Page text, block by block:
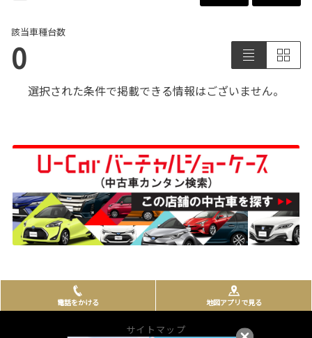
該当車種台数
0
選択された条件で掲載できる情報はございません。
電話をかける 地図アプリで見る
サイトマップ